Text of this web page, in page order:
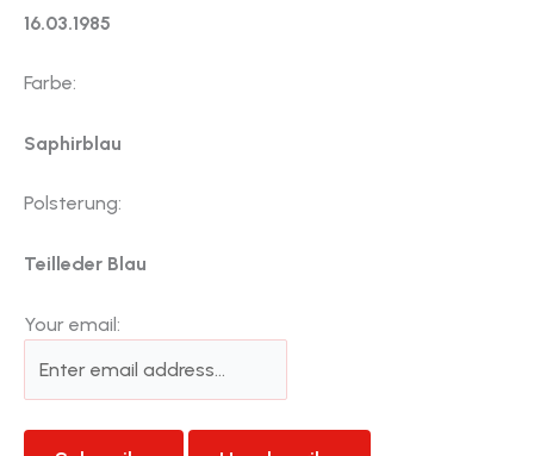
16.03.1985
Farbe:
Saphirblau
Polsterung:
Teilleder Blau
Your email: